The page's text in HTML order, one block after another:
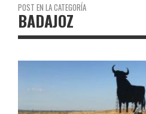
POST EN LA CATEGORÍA
BADAJOZ